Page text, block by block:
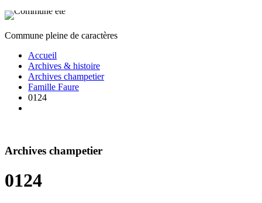
Commune pleine de caractères
Accueil
Archives & histoire
Archives champetier
Famille Faure
0124
Archives champetier
0124